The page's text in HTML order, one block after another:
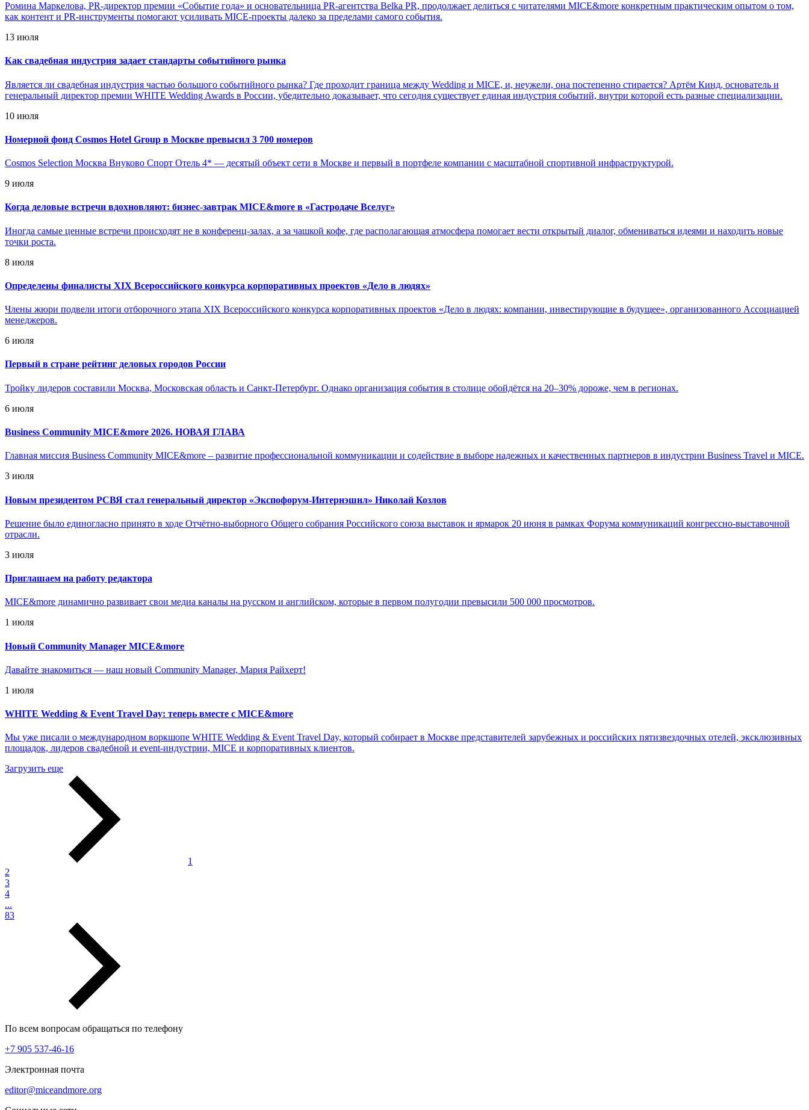
Ромина Маркелова, PR-директор премии «Событие года» и основательница PR-агентства Belka PR, продолжает делиться с читателями MICE&more конкретным практическим опытом о том,
как контент и PR-инструменты помогают усиливать MICE-проекты далеко за пределами самого события.
13 июля
Как свадебная индустрия задает стандарты событийного рынка
Является ли свадебная индустрия частью большого событийного рынка? Где проходит граница между Wedding и MICE, и, неужели, она постепенно стирается? Артём Кинд, основатель и
генеральный директор премии WHITE Wedding Awards в России, убедительно доказывает, что сегодня существует единая индустрия событий, внутри которой есть разные специализации.
10 июля
Номерной фонд Cosmos Hotel Group в Москве превысил 3 700 номеров
Cosmos Selection Москва Внуково Спорт Отель 4* — десятый объект сети в Москве и первый в портфеле компании с масштабной спортивной инфраструктурой.
9 июля
Когда деловые встречи вдохновляют: бизнес-завтрак MICE&more в «Гастродаче Вселуг»
Иногда самые ценные встречи происходят не в конференц-залах, а за чашкой кофе, где располагающая атмосфера помогает вести открытый диалог, обмениваться идеями и находить новые
точки роста.
8 июля
Определены финалисты XIX Всероссийского конкурса корпоративных проектов «Дело в людях»
Члены жюри подвели итоги отборочного этапа XIX Всероссийского конкурса корпоративных проектов «Дело в людях: компании, инвестирующие в будущее», организованного Ассоциацией
менеджеров.
6 июля
Первый в стране рейтинг деловых городов России
Тройку лидеров составили Москва, Московская область и Санкт-Петербург. Однако организация события в столице обойдётся на 20–30% дороже, чем в регионах.
6 июля
Business Community MICE&more 2026. НОВАЯ ГЛАВА
Главная миссия Business Community MICE&more – развитие профессиональной коммуникации и содействие в выборе надежных и качественных партнеров в индустрии Business Travel и MICE.
3 июля
Новым президентом РСВЯ стал генеральный директор «Экспофорум-Интернэшнл» Николай Козлов
Решение было единогласно принято в ходе Отчётно-выборного Общего собрания Российского союза выставок и ярмарок 20 июня в рамках Форума коммуникаций конгрессно-выставочной
отрасли.
3 июля
Приглашаем на работу редактора
MICE&more динамично развивает свои медиа каналы на русском и английском, которые в первом полугодии превысили 500 000 просмотров.
1 июля
Новый Community Manager MICE&more
Давайте знакомиться — наш новый Community Manager, Мария Райхерт!
1 июля
WHITE Wedding & Event Travel Day: теперь вместе с MICE&more
Мы уже писали о международном воркшопе WHITE Wedding & Event Travel Day, который собирает в Москве представителей зарубежных и российских пятизвездочных отелей, эксклюзивных
площадок, лидеров свадебной и event-индустрии, MICE и корпоративных клиентов.
Загрузить еще
1
2
3
4
...
83
По всем вопросам обращаться по телефону
+7 905 537-46-16
Электронная почта
editor@miceandmore.org